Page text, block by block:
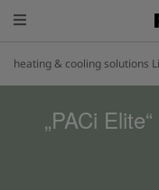
heating & cooling solutions
„PACi